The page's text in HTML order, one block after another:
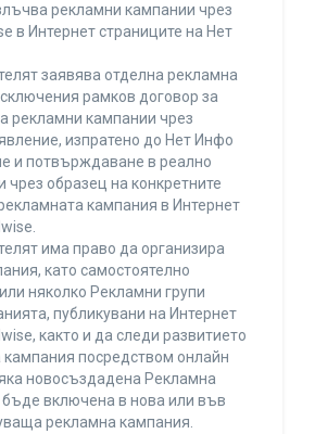
рекламни кампании чрез
в Интернет страниците на Нет
заявява отделна рекламна
рамков договор за
рекламни кампании чрез
изпратено до Нет Инфо
и потвърждаване в реално
чрез образец на конкретните
кампания в Интернет
има право да организира
като самостоятелно
няколко Рекламни групи
публикувани на Интернет
както и да следи развитието
посредством онлайн
новосъздадена Рекламна
включена в нова или във
рекламна кампания.